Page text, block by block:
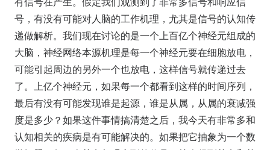
有信号在产生。假定我们观测到了非常多信号和响应信
号，有没有可能对人脑的工作机理，尤其是信号的认知传
递做解析。我们现在讨论的是一个上百亿个神经元组成的
大脑，神经网络本源机理是每一个神经元要在细胞放电，
可能引起周边的另外一个也放电，这样信号就传递过去
了。上亿个神经元，如果每一个都看到这样的时间序列，
最后有没有可能发现谁是起源，谁是从属，从属的衰减强
度是多少？如果这件事情搞清楚之后，我今天有非常多和
认知相关的疾病是有可能解决的。如果把它抽象为一个数